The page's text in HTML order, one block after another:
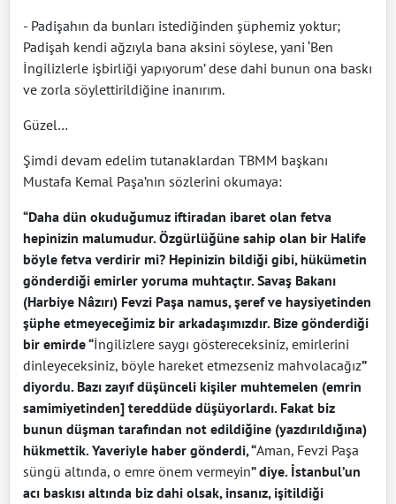
- Padişahın da bunları istediğinden şüphemiz yoktur;
Padişah kendi ağzıyla bana aksini söylese, yani ‘Ben
İngilizlerle işbirliği yapıyorum’ dese dahi bunun ona baskı
ve zorla söylettirildiğine inanırım.
Güzel…
Şimdi devam edelim tutanaklardan TBMM başkanı
Mustafa Kemal Paşa’nın sözlerini okumaya:
“Daha dün okuduğumuz iftiradan ibaret olan fetva
hepinizin malumudur. Özgürlüğüne sahip olan bir Halife
böyle fetva verdirir mi? Hepinizin bildiği gibi, hükümetin
gönderdiği emirler yoruma muhtaçtır. Savaş Bakanı
(Harbiye Nâzırı) Fevzi Paşa namus, şeref ve haysiyetinden
şüphe etmeyeceğimiz bir arkadaşımızdır. Bize gönderdiği
bir emirde “İngilizlere saygı göstereceksiniz, emirlerini
dinleyeceksiniz, böyle hareket etmezseniz mahvolacağız”
diyordu. Bazı zayıf düşünceli kişiler muhtemelen (emrin
samimiyetinden] tereddüde düşüyorlardı. Fakat biz
bunun düşman tarafından not edildiğine (yazdırıldığına)
hükmettik. Yaveriyle haber gönderdi, “Aman, Fevzi Paşa
süngü altında, o emre önem vermeyin” diye. İstanbul’un
acı baskısı altında biz dahi olsak, insanız, işitildiği